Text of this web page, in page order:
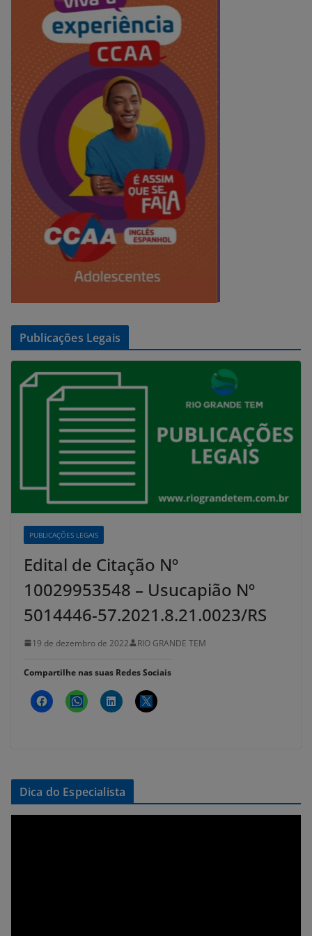
Publicações Legais
PUBLICAÇÕES LEGAIS
Edital de Citação Nº
10029953548 – Usucapião Nº
5014446-57.2021.8.21.0023/RS
19 de dezembro de 2022 RIO GRANDE TEM
Compartilhe nas suas Redes Sociais
Dica do Especialista